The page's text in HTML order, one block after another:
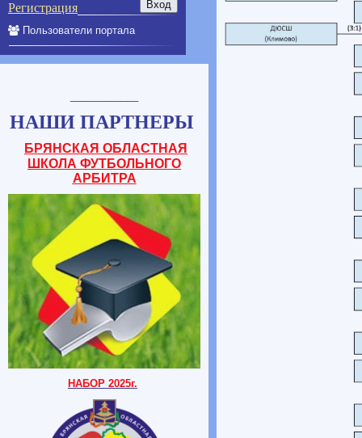
Регистрация
Пользователи портала
НАШИ ПАРТНЕРЫ
БРЯНСКАЯ ОБЛАСТНАЯ
ШКОЛА ФУТБОЛЬНОГО
АРБИТРА
НАБОР 2025г.